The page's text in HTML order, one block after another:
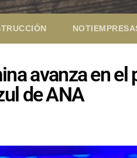
avanza en el
de ANA